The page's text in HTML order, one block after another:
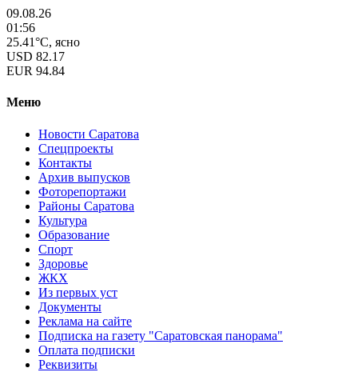
09.08.26
01:56
25.41°C, ясно
USD 82.17
EUR 94.84
Меню
Новости Саратова
Спецпроекты
Контакты
Архив выпусков
Фоторепортажи
Районы Саратова
Культура
Образование
Спорт
Здоровье
ЖКХ
Из пеpвых уст
Документы
Реклама на сайте
Подписка на газету "Саратовская панорама"
Оплата подписки
Реквизиты